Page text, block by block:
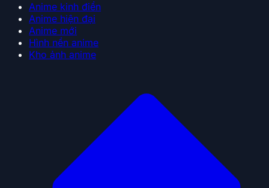
Anime kinh điển
Anime hiện đại
Anime mới
Hình nền anime
Kho ảnh anime